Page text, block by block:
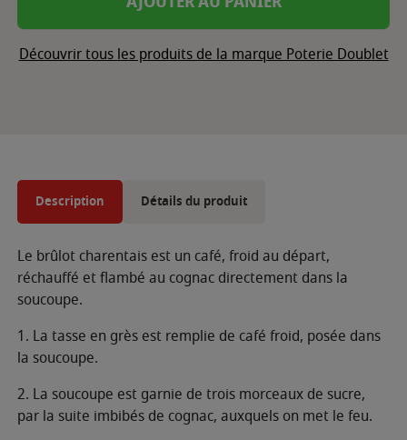
Découvrir tous les produits de la marque Poterie Doublet
Description Détails du produit
Le brûlot charentais est un café, froid au départ,
réchauffé et flambé au cognac directement dans la
soucoupe.
1. La tasse en grès est remplie de café froid, posée dans
la soucoupe.
2. La soucoupe est garnie de trois morceaux de sucre,
par la suite imbibés de cognac, auxquels on met le feu.